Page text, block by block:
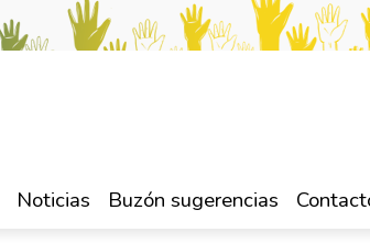
Noticias Buzón sugerencias